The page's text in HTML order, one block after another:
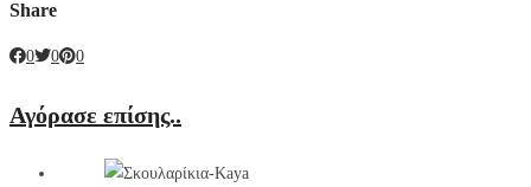
Share
0 0 0
Αγόρασε επίσης..